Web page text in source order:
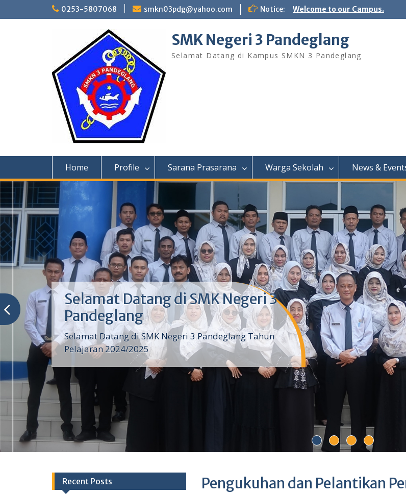
0253-5807068 smkn03pdg@yahoo.com Notice: Welcome to our Campus.
SMK Negeri 3 Pandeglang
Selamat Datang di Kampus SMKN 3 Pandeglang
Home Profile Sarana Prasarana Warga Sekolah News &
Selamat Datang di SMK Negeri 3
Pandeglang
Selamat Datang di SMK Negeri 3 Pandeglang Tahun
Pelajaran 2024/2025
Pengukuhan dan Pelantikan
Recent Posts